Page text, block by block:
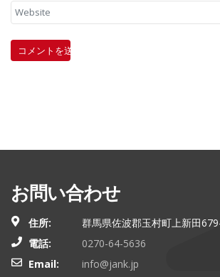
お問い合わせ
住所:
群馬県佐波郡玉村町上新田
電話:
0270-64-5636
Email:
info@jank.jp